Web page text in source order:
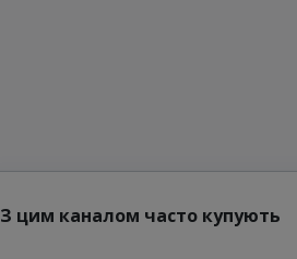
З цим каналом часто купують